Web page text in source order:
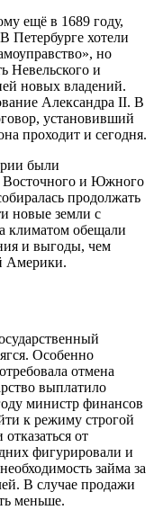
ещё в 1689 году,
Петербурге хотели
но
Невельского и
новых владений.
Александра II. В
установивший
проходит и сегодня.
были
Восточного и Южного
продолжать
новые земли с
климатом обещали
и выгоды, чем
Америки.
Особенно
отмена
выплатило
министр финансов
к режиму строгой
от
фигурировали и
займа за
В случае продажи
меньше.